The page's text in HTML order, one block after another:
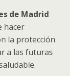
de Madrid
hacer
la protección
a las futuras